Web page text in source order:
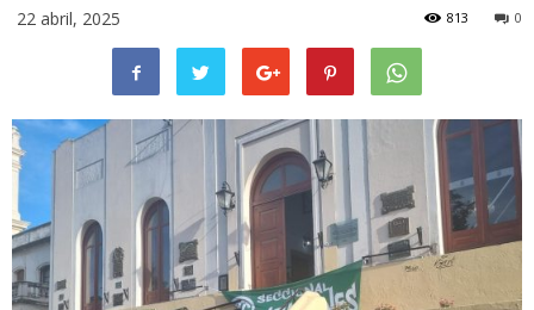
22 abril, 2025 0
813